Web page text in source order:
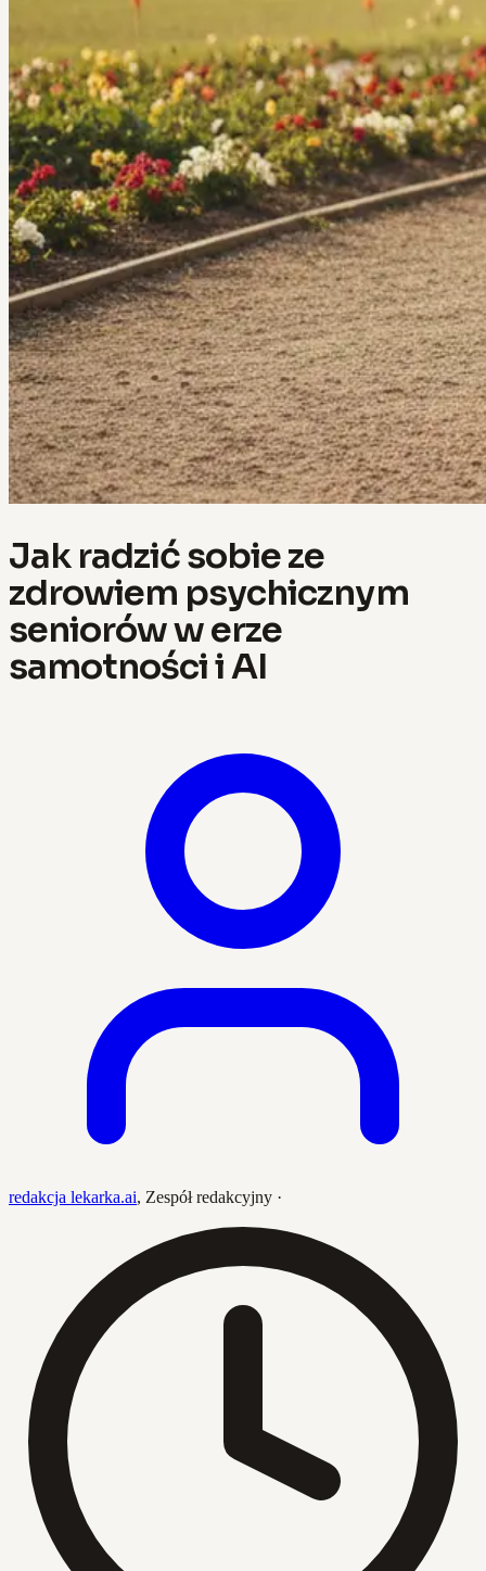
Jak radzić sobie ze
zdrowiem psychicznym
seniorów w erze
samotności i AI
redakcja lekarka.ai, Zespół redakcyjny ·